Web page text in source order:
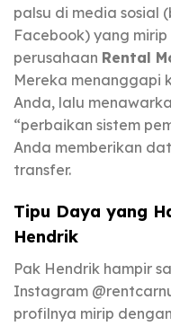
palsu di media sosial
Facebook) yang
perusahaan Rental
Mereka menanggapi
Anda, lalu
“perbaikan sistem
Anda memberikan
transfer.
Tipu Daya yang
Hendrik
Pak Hendrik hampir
Instagram
profilnya mirip